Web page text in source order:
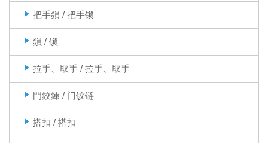
把手鎖 / 把手锁
鎖 / 锁
拉手、取手 / 拉手、取手
門鉸鍊 / 门铰链
搭扣 / 搭扣